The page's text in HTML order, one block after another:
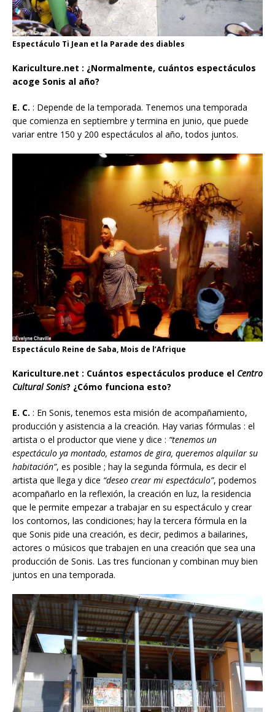
Espectáculo Ti Jean et la Parade des diables
Kariculture.net : ¿Normalmente, cuántos espectáculos
acoge Sonis al año?
E. C. : Depende de la temporada. Tenemos una temporada
que comienza en septiembre y termina en junio, que puede
variar entre 150 y 200 espectáculos al año, todos juntos.
Espectáculo Reine de Saba, Mois de l’Afrique
Kariculture.net : Cuántos espectáculos produce el Centro
Cultural Sonis? ¿Cómo funciona esto?
E. C. : En Sonis, tenemos esta misión de acompañamiento,
producción y asistencia a la creación. Hay varias fórmulas : el
artista o el productor que viene y dice : “tenemos un
espectáculo ya montado, estamos de gira, queremos alquilar su
habitación”, es posible ; hay la segunda fórmula, es decir el
artista que llega y dice “deseo crear mi espectáculo”, podemos
acompañarlo en la reflexión, la creación en luz, la residencia
que le permite empezar a trabajar en su espectáculo y crear
los contornos, las condiciones; hay la tercera fórmula en la
que Sonis pide una creación, es decir, pedimos a bailarines,
actores o músicos que trabajen en una creación que sea una
producción de Sonis. Las tres funcionan y combinan muy bien
juntos en una temporada.